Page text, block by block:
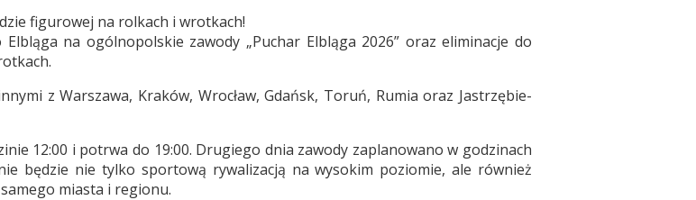
figurowej na rolkach i wrotkach!
na ogólnopolskie zawody „Puchar Elbląga 2026” oraz eliminacje do
z Warszawa, Kraków, Wrocław, Gdańsk, Toruń, Rumia oraz Jastrzębie-
12:00 i potrwa do 19:00. Drugiego dnia zawody zaplanowano w godzinach
będzie nie tylko sportową rywalizacją na wysokim poziomie, ale również
miasta i regionu.